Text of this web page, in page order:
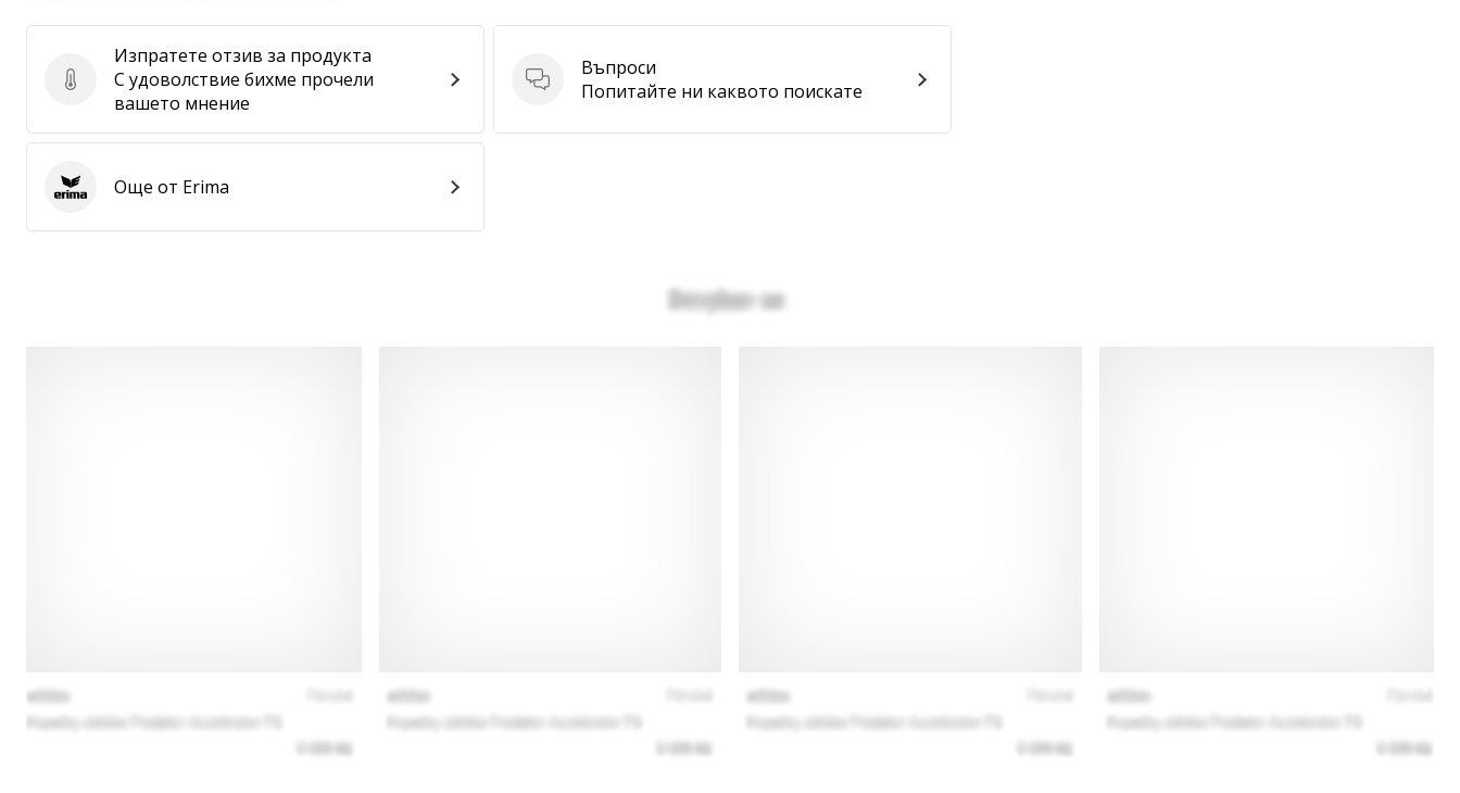
Изпратете отзив за продукта
Изпратете отзив за продукта
С удоволствие бихме прочели
вашето мнение
Въпроси
Въпроси
Попитайте ни каквото поискате
ErimaОще от Erima